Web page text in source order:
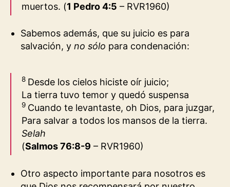
muertos. (1 Pedro 4:5 – RVR1960)
Sabemos además, que su juicio es para
salvación, y no sólo para condenación:
8 Desde los cielos hiciste oír juicio;
La tierra tuvo temor y quedó suspensa
9 Cuando te levantaste, oh Dios, para juzgar,
Para salvar a todos los mansos de la tierra.
Selah
(Salmos 76:8-9 – RVR1960)
Otro aspecto importante para nosotros es